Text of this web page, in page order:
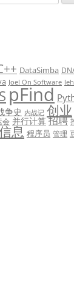
DataSimba
Joel On Software
pFind
争史 内战记 创业
会 并行计算 招聘
息 程序员 管理